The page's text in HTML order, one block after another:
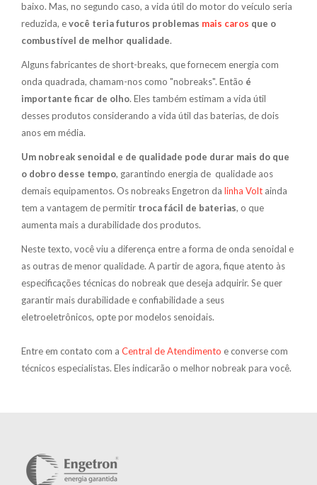
baixo. Mas, no segundo caso, a vida útil do motor do veículo seria
reduzida, evocê teria futuros problemas mais caros que o
combustível de melhor qualidade.
Alguns fabricantes de short-breaks, que fornecem energia com
onda quadrada, chamam-nos como "nobreaks". Então é
importante ficar de olho. Eles também estimam a vida útil
desses produtos considerando a vida útil das baterias, de dois
anos em média.
Um nobreak senoidal e de qualidade pode durar mais do que
o dobro desse tempo, garantindo energia de qualidade aos
demais equipamentos. Os nobreaks Engetron da linha Volt ainda
tem a vantagem de permitir troca fácil de baterias, o que
aumenta mais a durabilidade dos produtos.
Neste texto, você viu a diferença entre a forma de onda senoidal e
as outras de menor qualidade. A partir de agora, fique atento às
especificações técnicas do nobreak que deseja adquirir. Se quer
garantir mais durabilidade e confiabilidade a seus
eletroeletrônicos, opte por modelos senoidais.
Entre em contato com a Central de Atendimento e converse com
técnicos especialistas. Eles indicarão o melhor nobreak para você.